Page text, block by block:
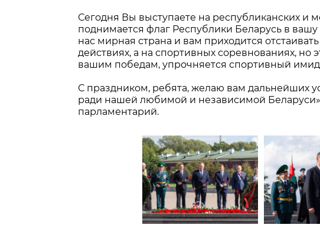
Сегодня Вы выступаете на республиканских и
поднимается флаг Республики Беларусь в вашу
нас мирная страна и вам приходится
действиях, а на спортивных соревнованиях, но
вашим победам, упрочняется спортивный
С праздником, ребята, желаю вам дальнейших
ради нашей любимой и независимой
парламентарий.